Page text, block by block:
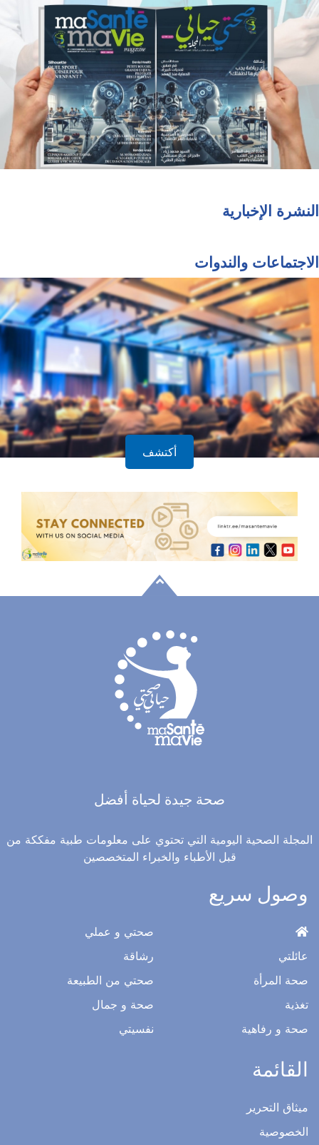
النشرة الإخبارية
الاجتماعات والندوات
أكتشف
صحة جيدة لحياة أفضل
المجلة الصحية اليومية التي تحتوي على معلومات طبية مفككة من
قبل الأطباء والخبراء المتخصصين
وصول سريع
عائلتي
صحة المرأة
تغذية
صحة و رفاهية
صحتي و عملي
رشاقة
صحتي من الطبيعة
صحة و جمال
نفسيتي
القائمة
ميثاق التحرير
الخصوصية